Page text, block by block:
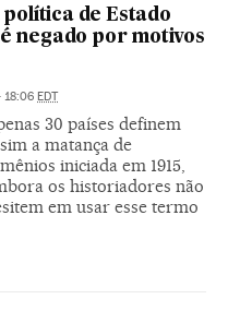
de Estado
negado por motivos
18:06 EDT
30 países definem
a matança de
iniciada em 1915,
os historiadores não
em usar esse termo